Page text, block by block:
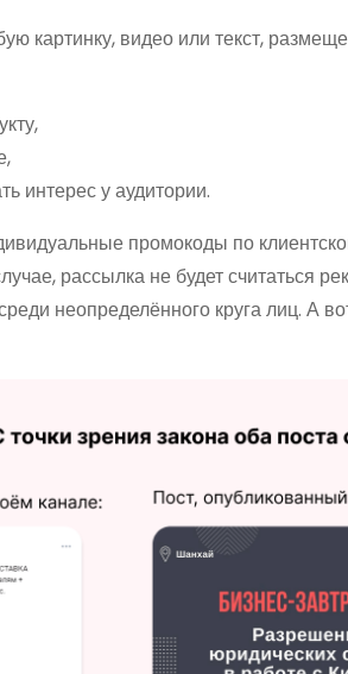
картинку, видео или текст,
интерес у аудитории.
промокоды по
рассылка не будет считаться
неопределённого круга лиц. А